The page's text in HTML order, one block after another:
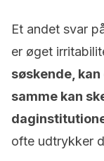
Et andet svar
er øget
søskende,
samme kan
ofte udtrykker